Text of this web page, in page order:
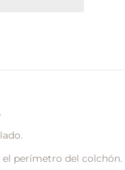
perímetro del